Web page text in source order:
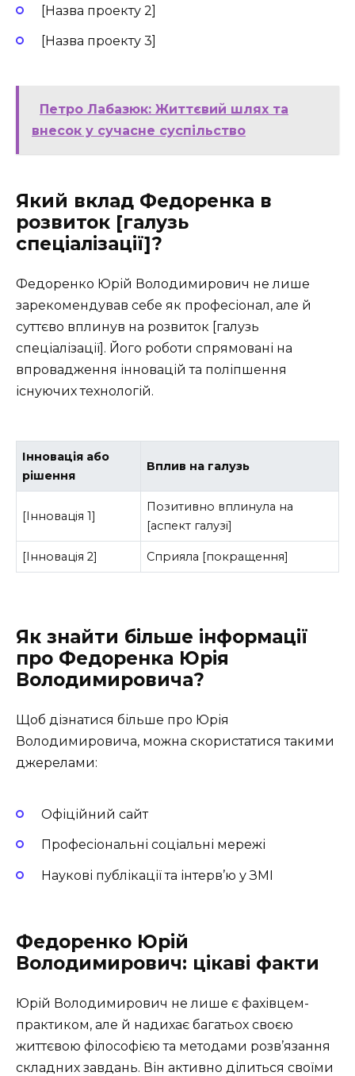
[Назва проекту 2]
[Назва проекту 3]
Петро Лабазюк: Життєвий шлях та
внесок у сучасне суспільство
Який вклад Федоренка в
розвиток [галузь
спеціалізації]?
Федоренко Юрій Володимирович не лише
зарекомендував себе як професіонал, але й
суттєво вплинув на розвиток [галузь
спеціалізації]. Його роботи спрямовані на
впровадження інновацій та поліпшення
існуючих технологій.
Інновація або
рішення
Вплив на галузь
[Інновація 1]
Позитивно вплинула на
[аспект галузі]
[Інновація 2] Сприяла [покращення]
Як знайти більше інформації
про Федоренка Юрія
Володимировича?
Щоб дізнатися більше про Юрія
Володимировича, можна скористатися такими
джерелами:
Офіційний сайт
Професіональні соціальні мережі
Наукові публікації та інтерв’ю у ЗМІ
Федоренко Юрій
Володимирович: цікаві факти
Юрій Володимирович не лише є фахівцем-
практиком, але й надихає багатьох своєю
життєвою філософією та методами розв’язання
складних завдань. Він активно ділиться своїми